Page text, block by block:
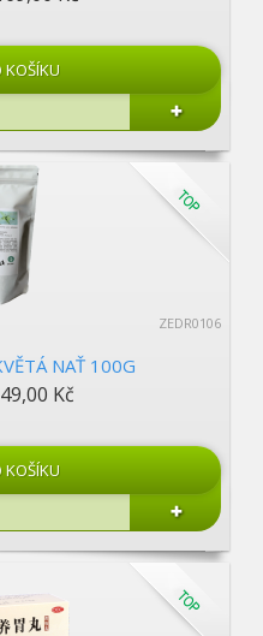
ZEDR0106
NAŤ 100G
49,00 Kč